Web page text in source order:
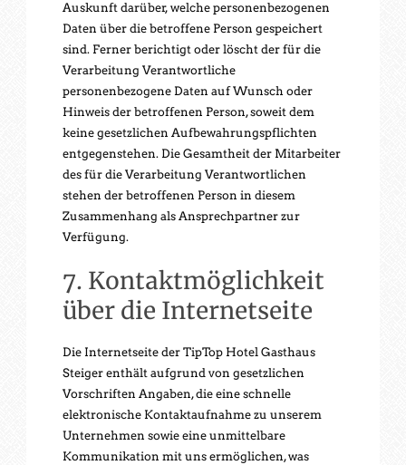
Auskunft darüber, welche personenbezogenen
Daten über die betroffene Person gespeichert
sind. Ferner berichtigt oder löscht der für die
Verarbeitung Verantwortliche
personenbezogene Daten auf Wunsch oder
Hinweis der betroffenen Person, soweit dem
keine gesetzlichen Aufbewahrungspflichten
entgegenstehen. Die Gesamtheit der Mitarbeiter
des für die Verarbeitung Verantwortlichen
stehen der betroffenen Person in diesem
Zusammenhang als Ansprechpartner zur
Verfügung.
7. Kontaktmöglichkeit
über die Internetseite
Die Internetseite der TipTop Hotel Gasthaus
Steiger enthält aufgrund von gesetzlichen
Vorschriften Angaben, die eine schnelle
elektronische Kontaktaufnahme zu unserem
Unternehmen sowie eine unmittelbare
Kommunikation mit uns ermöglichen, was